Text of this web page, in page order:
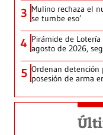
3 Mulino rechaza el
se tumbe eso’
4 Pirámide de
agosto de 2026,
5 Ordenan detención
posesión de arma